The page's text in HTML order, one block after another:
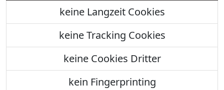
keine Langzeit Cookies
keine Tracking Cookies
keine Cookies Dritter
kein Fingerprinting